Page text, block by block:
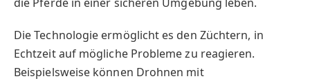
die Pferde in einer sicheren Umgebung leben.
Die Technologie ermöglicht es den Züchtern, in
Echtzeit auf mögliche Probleme zu reagieren.
Beispielsweise können Drohnen mit